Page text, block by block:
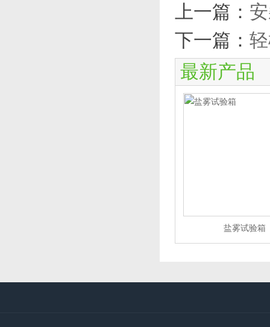
上一篇：
下一篇：
最新产品
盐雾试验箱